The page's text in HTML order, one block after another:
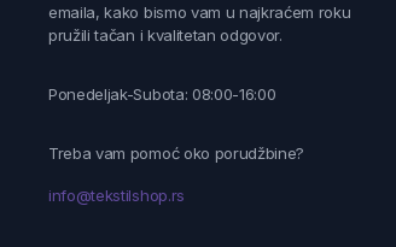
emaila, kako bismo vam u najkraćem roku
pružili tačan i kvalitetan odgovor.
Ponedeljak-Subota: 08:00-16:00
Treba vam pomoć oko porudžbine?
info@tekstilshop.rs